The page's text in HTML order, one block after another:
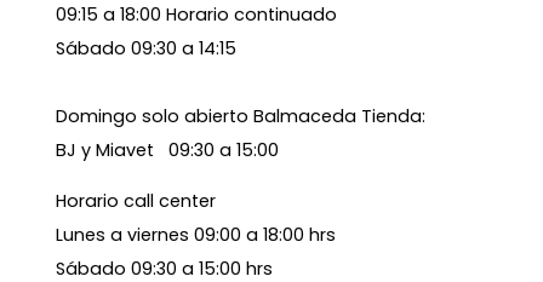
09:15 a 18:00 Horario continuado
Sábado 09:30 a 14:15
Domingo solo abierto Balmaceda Tienda:
BJ y Miavet 09:30 a 15:00
Horario call center
Lunes a viernes 09:00 a 18:00 hrs
Sábado 09:30 a 15:00 hrs